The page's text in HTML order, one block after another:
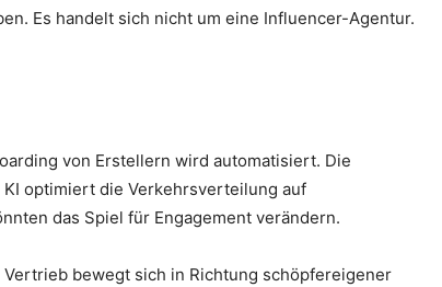
Es handelt sich nicht um eine Influencer-Agentur.
von Erstellern wird automatisiert. Die
optimiert die Verkehrsverteilung auf
das Spiel für Engagement verändern.
bewegt sich in Richtung schöpfereigener